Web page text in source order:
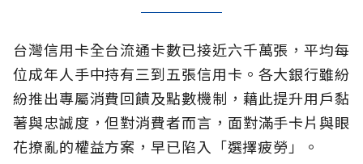
台灣信用卡全台流通卡數已接近六千萬張，平均每
位成年人手中持有三到五張信用卡。各大銀行雖紛
紛推出專屬消費回饋及點數機制，藉此提升用戶黏
著與忠誠度，但對消費者而言，面對滿手卡片與眼
花撩亂的權益方案，早已陷入「選擇疲勞」。